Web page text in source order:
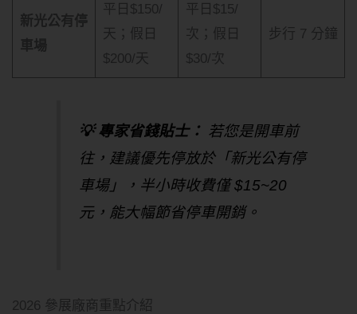
新光公有停
車場
平日$150/
天；假日
$200/天
平日$15/
次；假日
$30/次
步行 7 分鐘
💡 專家省錢貼士： 若您是開車前
往，建議優先停放於「新光公有停
車場」，半小時收費僅 $15~20
元，能大幅節省停車開銷。
2026 參展廠商重點介紹